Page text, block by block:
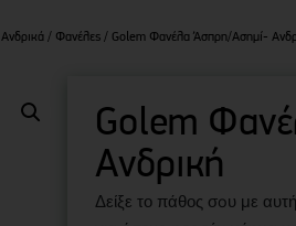
Ανδρικά / Φανέλες / Golem Φανέλα Άσπρη/Ασημί-
Golem
Ανδρική
Δείξε το πάθος σoυ με